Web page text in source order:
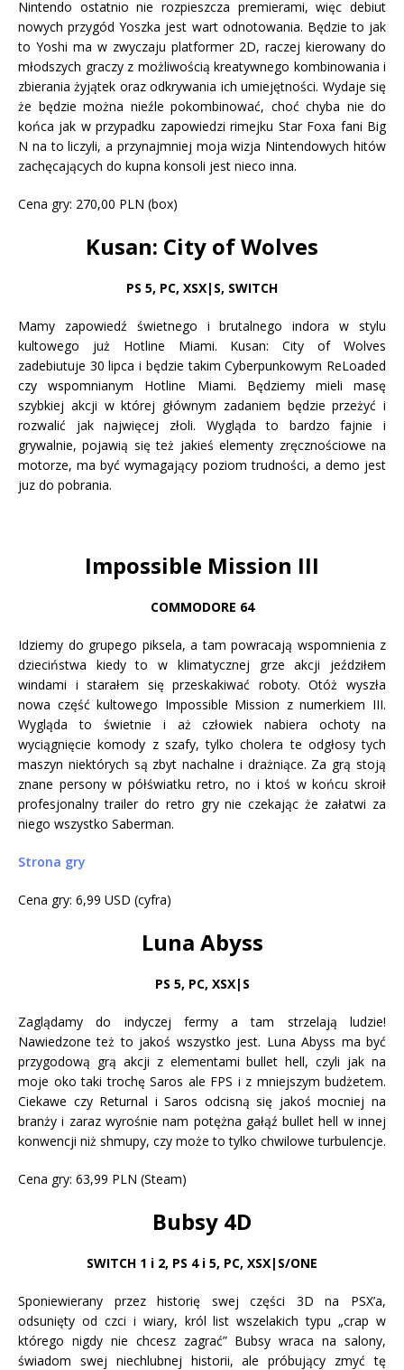
Nintendo ostatnio nie rozpieszcza premierami, więc debiut
nowych przygód Yoszka jest wart odnotowania. Będzie to jak
to Yoshi ma w zwyczaju platformer 2D, raczej kierowany do
młodszych graczy z możliwością kreatywnego kombinowania i
zbierania żyjątek oraz odkrywania ich umiejętności. Wydaje się
że będzie można nieźle pokombinować, choć chyba nie do
końca jak w przypadku zapowiedzi rimejku Star Foxa fani Big
N na to liczyli, a przynajmniej moja wizja Nintendowych hitów
zachęcających do kupna konsoli jest nieco inna.
Cena gry: 270,00 PLN (box)
Kusan: City of Wolves
PS 5, PC, XSX|S, SWITCH
Mamy zapowiedź świetnego i brutalnego indora w stylu
kultowego już Hotline Miami. Kusan: City of Wolves
zadebiutuje 30 lipca i będzie takim Cyberpunkowym ReLoaded
czy wspomnianym Hotline Miami. Będziemy mieli masę
szybkiej akcji w której głównym zadaniem będzie przeżyć i
rozwalić jak najwięcej złoli. Wygląda to bardzo fajnie i
grywalnie, pojawią się też jakieś elementy zręcznościowe na
motorze, ma być wymagający poziom trudności, a demo jest
juz do pobrania.
Impossible Mission III
COMMODORE 64
Idziemy do grupego piksela, a tam powracają wspomnienia z
dzieciństwa kiedy to w klimatycznej grze akcji jeździłem
windami i starałem się przeskakiwać roboty. Otóż wyszła
nowa część kultowego Impossible Mission z numerkiem III.
Wygląda to świetnie i aż człowiek nabiera ochoty na
wyciągnięcie komody z szafy, tylko cholera te odgłosy tych
maszyn niektórych są zbyt nachalne i drażniące. Za grą stoją
znane persony w półświatku retro, no i ktoś w końcu skroił
profesjonalny trailer do retro gry nie czekając że załatwi za
niego wszystko Saberman.
Strona gry
Cena gry: 6,99 USD (cyfra)
Luna Abyss
PS 5, PC, XSX|S
Zaglądamy do indyczej fermy a tam strzelają ludzie!
Nawiedzone też to jakoś wszystko jest. Luna Abyss ma być
przygodową grą akcji z elementami bullet hell, czyli jak na
moje oko taki trochę Saros ale FPS i z mniejszym budżetem.
Ciekawe czy Returnal i Saros odcisną się jakoś mocniej na
branży i zaraz wyrośnie nam potężna gałąź bullet hell w innej
konwencji niż shmupy, czy może to tylko chwilowe turbulencje.
Cena gry: 63,99 PLN (Steam)
Bubsy 4D
SWITCH 1 i 2, PS 4 i 5, PC, XSX|S/ONE
Sponiewierany przez historię swej części 3D na PSX’a,
odsunięty od czci i wiary, król list wszelakich typu „crap w
którego nigdy nie chcesz zagrać” Bubsy wraca na salony,
świadom swej niechlubnej historii, ale próbujący zmyć tę